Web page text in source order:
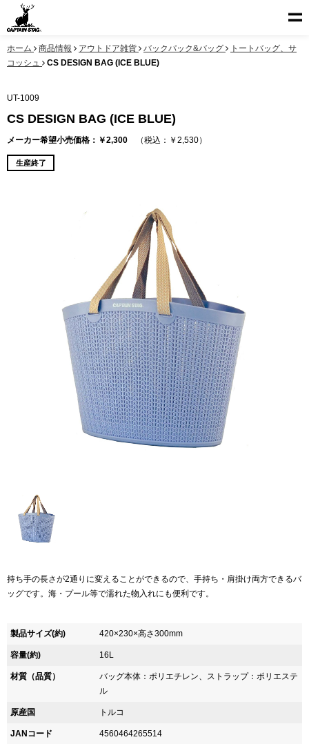
ホーム 商品情報 アウトドア雑貨 バックパック&バッグ
トートバッグ、サ
コッシュ
CS DESIGN BAG (ICE BLUE)
UT-1009
CS DESIGN BAG (ICE BLUE)
メーカー希望小売価格：￥2,300 （税込：￥2,530）
生産終了
持ち手の長さが2通りに変えることができるので、手持ち・肩掛け両方できるバ
ッグです。海・プール等で濡れた物入れにも便利です。
製品サイズ(約) 420×230×高さ300mm
容量(約) 16L
材質（品質）
バッグ本体：ポリエチレン、ストラップ：ポリエステ
ル
原産国 トルコ
JANコード 4560464265514